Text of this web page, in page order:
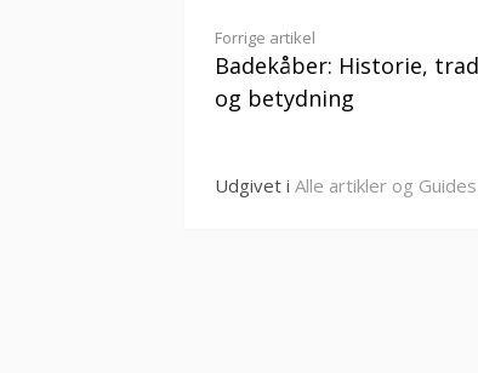
Læs
videre
Forrige artikel
Badekåber: Historie,
og betydning
Udgivet i Alle artikler og